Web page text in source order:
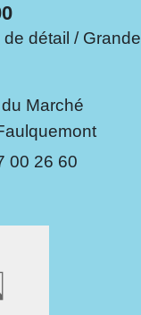
détail / Grande
Marché
00 26 60